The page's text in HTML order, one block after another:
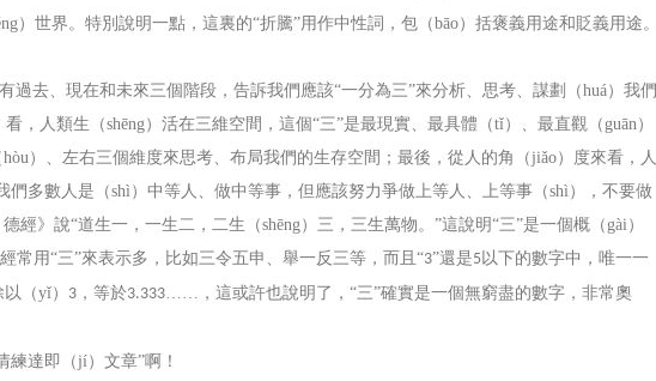
）世界。特別說明一點，這裏的“折騰”用作中性詞，包（bāo）括褒義用途和貶義用途。
過去、現在和未來三個階段，告訴我們應該“一分為三”來分析、思考、謀劃（huá）我們
，人類生（shēng）活在三維空間，這個“三”是最現實、最具體（tǐ）、最直觀（guān）
）、左右三個維度來思考、布局我們的生存空間；最後，從人的角（jiǎo）度來看，人
們多數人是（shì）中等人、做中等事，但應該努力爭做上等人、上等事（shì），不要做
經》說“道生一，一生二，二生（shēng）三，三生萬物。”這說明“三”是一個概（gài）
常用“三”來表示多，比如三令五申、舉一反三等，而且“3”還是5以下的數字中，唯一一
以（yǐ） 3 ，等於3.333……，這或許也說明了，“三”確實是一個無窮盡的數字，非常奧
練達即（jí）文章”啊！